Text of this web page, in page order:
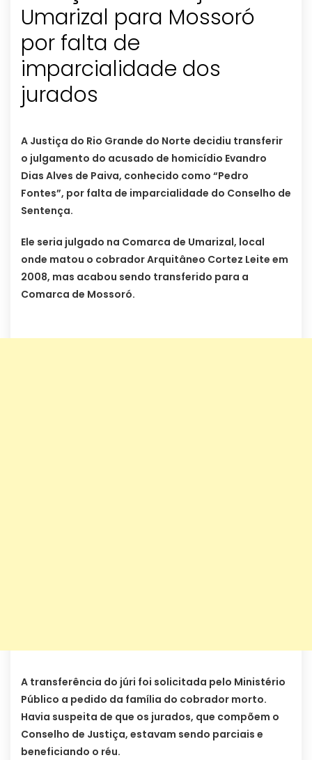
Umarizal para Mossoró
por falta de
imparcialidade dos
jurados
A Justiça do Rio Grande do Norte decidiu transferir
o julgamento do acusado de homicídio Evandro
Dias Alves de Paiva, conhecido como “Pedro
Fontes”, por falta de imparcialidade do Conselho de
Sentença.
Ele seria julgado na Comarca de Umarizal, local
onde matou o cobrador Arquitâneo Cortez Leite em
2008, mas acabou sendo transferido para a
Comarca de Mossoró.
A transferência do júri foi solicitada pelo Ministério
Público a pedido da família do cobrador morto.
Havia suspeita de que os jurados, que compõem o
Conselho de Justiça, estavam sendo parciais e
beneficiando o réu.